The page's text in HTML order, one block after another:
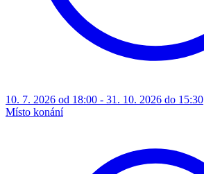
10. 7. 2026 od 18:00 - 31. 10. 2026 do 15:30
Místo konání